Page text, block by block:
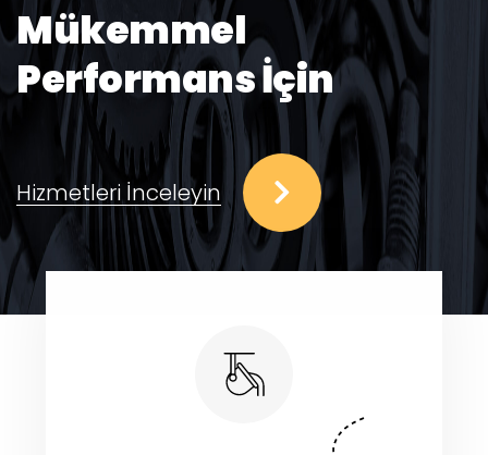
Mükemmel
Performans İçin
Hizmetleri İnceleyin